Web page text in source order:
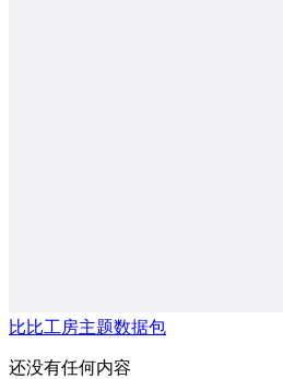
比比工房主题数据包
还没有任何内容